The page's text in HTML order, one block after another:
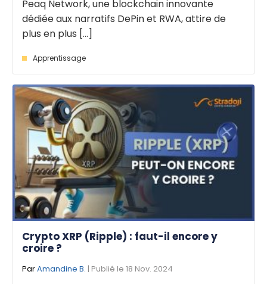
Peaq Network, une blockchain innovante
dédiée aux narratifs DePin et RWA, attire de
plus en plus [...]
Apprentissage
Crypto XRP (Ripple) : faut-il encore y
croire ?
ParAmandine B. | Publié le 18 Nov. 2024